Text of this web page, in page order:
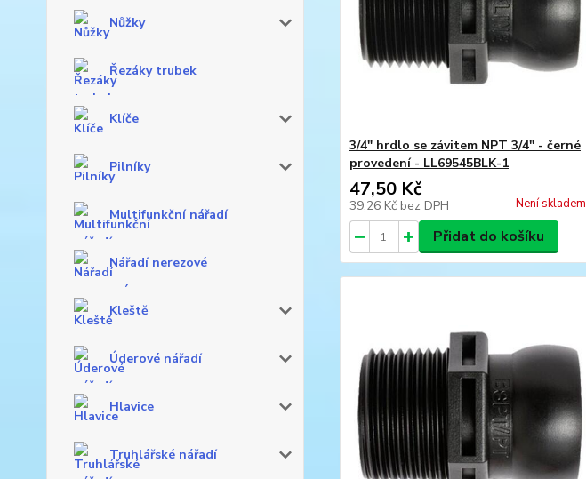
Nůžky
Řezáky trubek
Klíče
Pilníky
Multifunkční nářadí
Nářadí nerezové
Kleště
Úderové nářadí
Hlavice
Truhlářské nářadí
3/4" hrdlo se závitem NPT 3/4" - černé
provedení - LL69545BLK-1
47,50 Kč
39,26 Kč bez DPH Není skladem
Přidat do košíku